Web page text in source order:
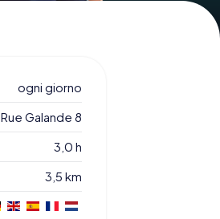
ogni giorno
Rue Galande 8
3,0 h
3,5 km